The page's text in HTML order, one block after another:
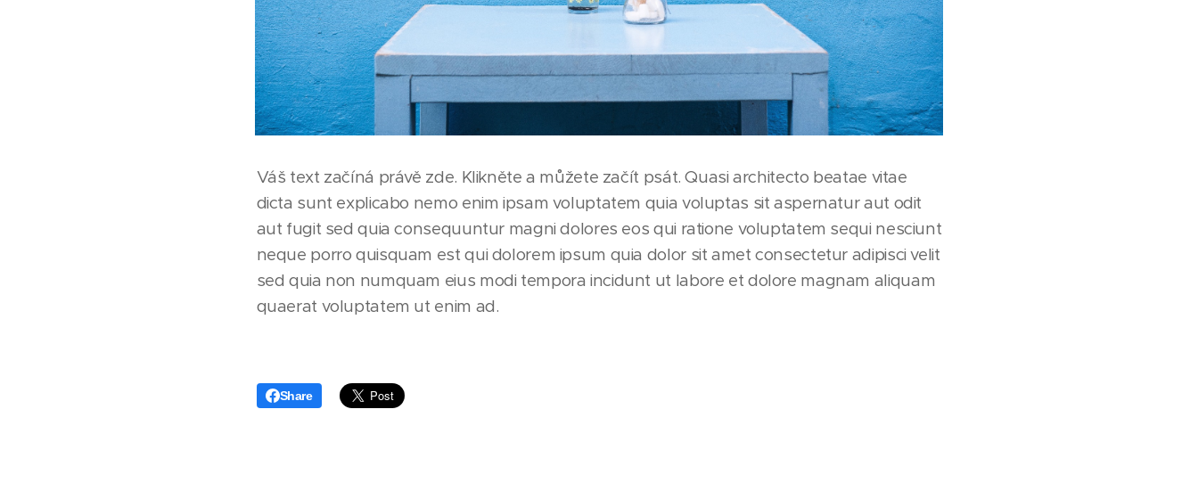
Váš text začíná právě zde. Klikněte a můžete začít psát. Quasi architecto beatae vitae
dicta sunt explicabo nemo enim ipsam voluptatem quia voluptas sit aspernatur aut odit
aut fugit sed quia consequuntur magni dolores eos qui ratione voluptatem sequi nesciunt
neque porro quisquam est qui dolorem ipsum quia dolor sit amet consectetur adipisci velit
sed quia non numquam eius modi tempora incidunt ut labore et dolore magnam aliquam
quaerat voluptatem ut enim ad.
Share